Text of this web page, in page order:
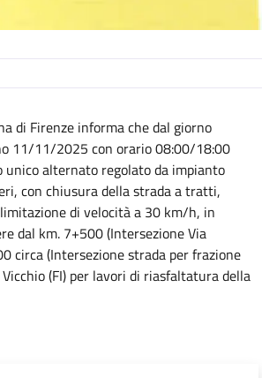
di Firenze informa che dal giorno
11/11/2025 con orario 08:00/18:00
alternato regolato da impianto
con chiusura della strada a tratti,
di velocità a 30 km/h, in
dal km. 7+500 (Intersezione Via
circa (Intersezione strada per frazione
(FI) per lavori di riasfaltatura della